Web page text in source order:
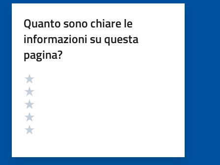
Quanto sono chiare le
informazioni su questa
pagina?
Valutazione